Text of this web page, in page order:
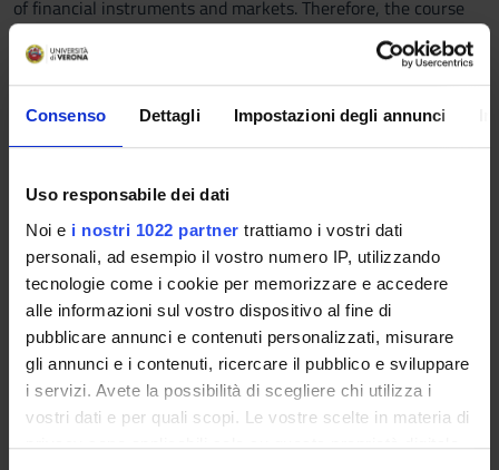
Consenso Dettagli Impostazioni degli annunci
Uso responsabile dei dati
Noi e i nostri 1022 partner trattiamo i vostri dati
personali, ad esempio il vostro numero IP, utilizzando
tecnologie come i cookie per memorizzare e accedere
alle informazioni sul vostro dispositivo al fine di
pubblicare annunci e contenuti personalizzati, misurare
gli annunci e i contenuti, ricercare il pubblico e sviluppare
i servizi. Avete la possibilità di scegliere chi utilizza i
vostri dati e per quali scopi. Le vostre scelte in materia di
privacy sono applicabili solo su questa proprietà digitale
of financial instruments and markets. Therefore, the course
investigates the technical and evaluation features of the most
important financial instruments, as well as the structure of
the related financial markets. Students will learn concepts
necessary to analyze the role played by financial instruments
and markets within the financial system. At the end of the
the appropriate risk and return measures of the different
types of financial instruments analyzed and the
organizational structure of the financial markets in which
they are traded.
Prerequisites and basic notions
Although there are no prerequisites, the basics of Business
Administration and Mathematics for Economics and Finance
are strongly recommended.